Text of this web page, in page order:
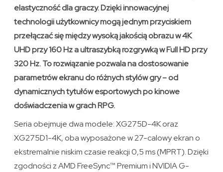
elastyczność dla graczy. Dzięki innowacyjnej
technologii użytkownicy mogą jednym przyciskiem
przełączać się między wysoką jakością obrazu w 4K
UHD przy 160 Hz a ultraszybką rozgrywką w Full HD przy
320 Hz. To rozwiązanie pozwala na dostosowanie
parametrów ekranu do różnych stylów gry – od
dynamicznych tytułów esportowych po kinowe
doświadczenia w grach RPG.
Seria obejmuje dwa modele: XG275D-4K oraz
XG275D1-4K, oba wyposażone w 27-calowy ekran o
ekstremalnie niskim czasie reakcji 0,5 ms (MPRT). Dzięki
zgodności z AMD FreeSync™ Premium i NVIDIA G-